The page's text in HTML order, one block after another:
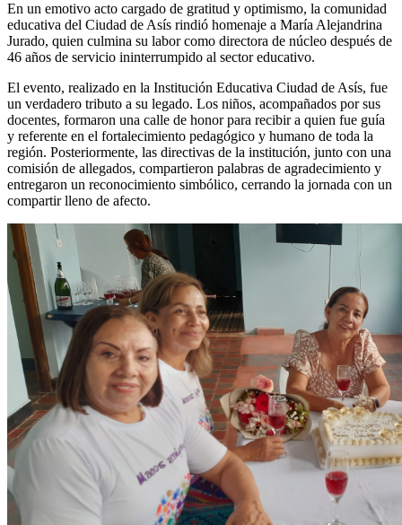
En un emotivo acto cargado de gratitud y optimismo, la comunidad
educativa del Ciudad de Asís rindió homenaje a María Alejandrina
Jurado, quien culmina su labor como directora de núcleo después de
46 años de servicio ininterrumpido al sector educativo.
El evento, realizado en la Institución Educativa Ciudad de Asís, fue
un verdadero tributo a su legado. Los niños, acompañados por sus
docentes, formaron una calle de honor para recibir a quien fue guía
y referente en el fortalecimiento pedagógico y humano de toda la
región. Posteriormente, las directivas de la institución, junto con una
comisión de allegados, compartieron palabras de agradecimiento y
entregaron un reconocimiento simbólico, cerrando la jornada con un
compartir lleno de afecto.